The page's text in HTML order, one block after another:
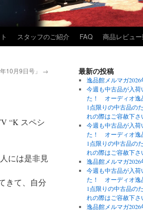
スタッフのご紹介 FAQ 商品レビュ
10月9日号」 →
“K スペシ
には是非見
きて、自分
最新の投稿
逸品館メルマガ2026
今週も中古品が入荷
た！ オーディオ逸
1点限りの中古品の
れの際はご容赦下さ
今週も中古品が入荷
た！ オーディオ逸
1点限りの中古品の
れの際はご容赦下さ
逸品館メルマガ2026
今週も中古品が入荷
た！ オーディオ逸
1点限りの中古品の
れの際はご容赦下さ
逸品館メルマガ2026